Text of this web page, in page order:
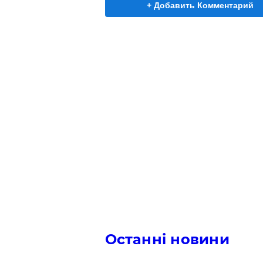
+ Добавить Комментарий
Останні новини